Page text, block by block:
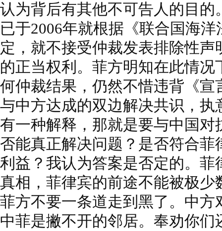
认为背后有其他不可告人的目的
已于2006年就根据《联合国海
定，就不接受仲裁发表排除性
的正当权利。菲方明知在此情
何仲裁结果，仍然不惜违背《宣
与中方达成的双边解决共识，执
有一种解释，那就是要与中国对
否能真正解决问题？是否符合
利益？我认为答案是否定的。菲
真相，菲律宾的前途不能被极少
菲方不要一条道走到黑了。中方
中菲是撇不开的邻居。奉劝你